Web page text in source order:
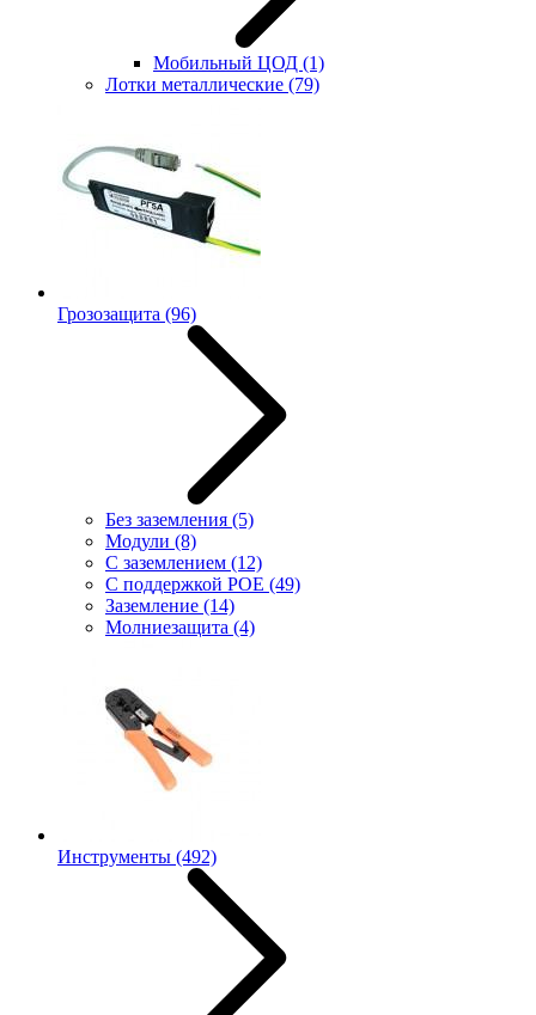
Мобильный ЦОД (1)
Лотки металлические (79)
Грозозащита (96)
Без заземления (5)
Модули (8)
С заземлением (12)
С поддержкой POE (49)
Заземление (14)
Молниезащита (4)
Инструменты (492)